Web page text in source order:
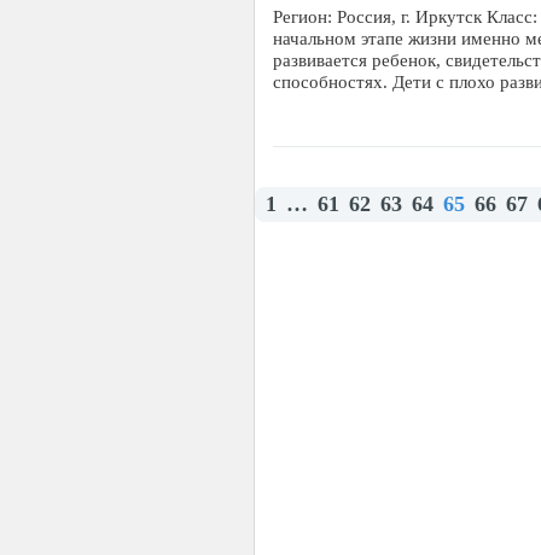
Регион: Россия, г. Иркутск
начальном этапе жизни именно
развивается ребенок,
способностях. Дети с плохо
1 … 61 62 63 64 65 66 67